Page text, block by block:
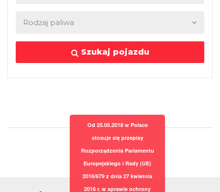
Szukaj pojazdu
Od 25.05.2018 w Polsce
stosuje się przepisy
Rozporządzenia Parlamentu
Europejskiego i Rady (UE)
2016/679 z dnia 27 kwietnia
2016 r. w sprawie ochrony